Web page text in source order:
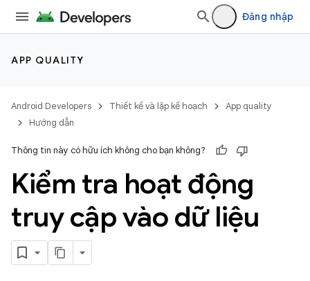
Đăng nhập
APP QUALITY
Android Developers Thiết kế và lập kế hoạch
App quality
Hướng dẫn
Thông tin này có hữu ích không cho bạn không?
Kiểm tra hoạt động
truy cập vào dữ liệu